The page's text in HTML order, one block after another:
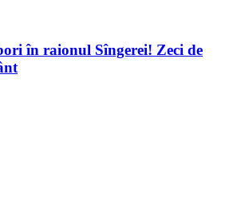
în raionul Sîngerei! Zeci de